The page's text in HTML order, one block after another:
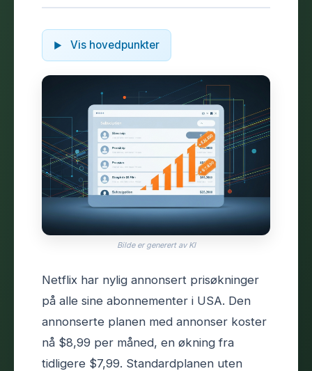
Vis hovedpunkter
Bilde er generert av KI
Netflix har nylig annonsert prisøkninger
på alle sine abonnementer i USA. Den
annonserte planen med annonser koster
nå $8,99 per måned, en økning fra
tidligere $7,99. Standardplanen uten